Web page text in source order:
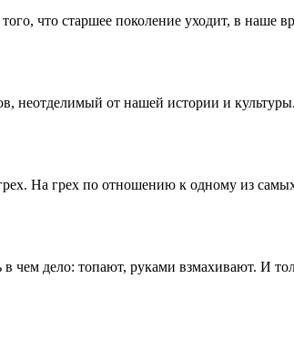
что старшее поколение уходит, в наше
от нашей истории и
На грех по отношению к одному из
чем дело: топают, руками взмахивают. И